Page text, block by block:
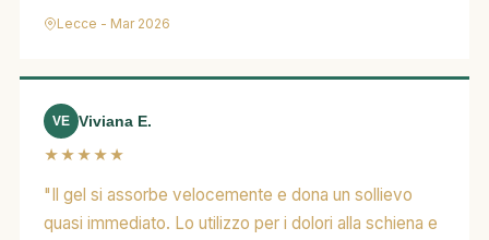
Lecce - Mar 2026
VE Viviana E.
★★★★★
"Il gel si assorbe velocemente e dona un sollievo
quasi immediato. Lo utilizzo per i dolori alla schiena e